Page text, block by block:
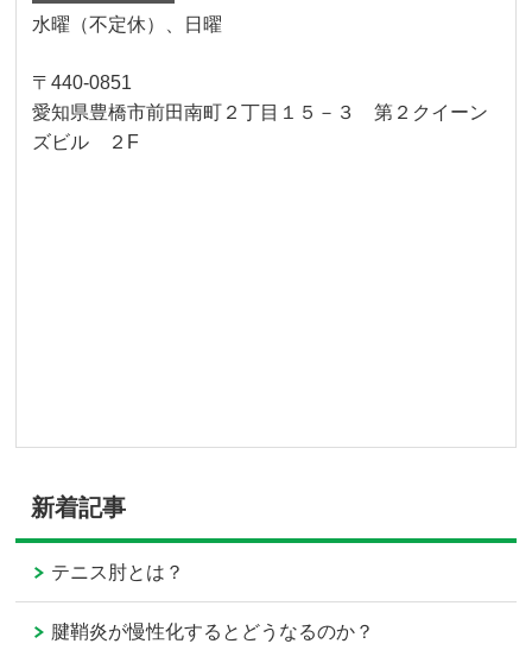
水曜（不定休）、日曜
〒440-0851
愛知県豊橋市前田南町２丁目１５－３ 第２クイーン
ズビル ２F
新着記事
テニス肘とは？
腱鞘炎が慢性化するとどうなるのか？